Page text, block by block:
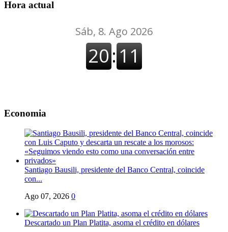
Hora actual
Economia
Santiago Bausili, presidente del Banco Central, coincide
con...
Ago 07, 2026 0
Descartado un Plan Platita, asoma el crédito en dólares